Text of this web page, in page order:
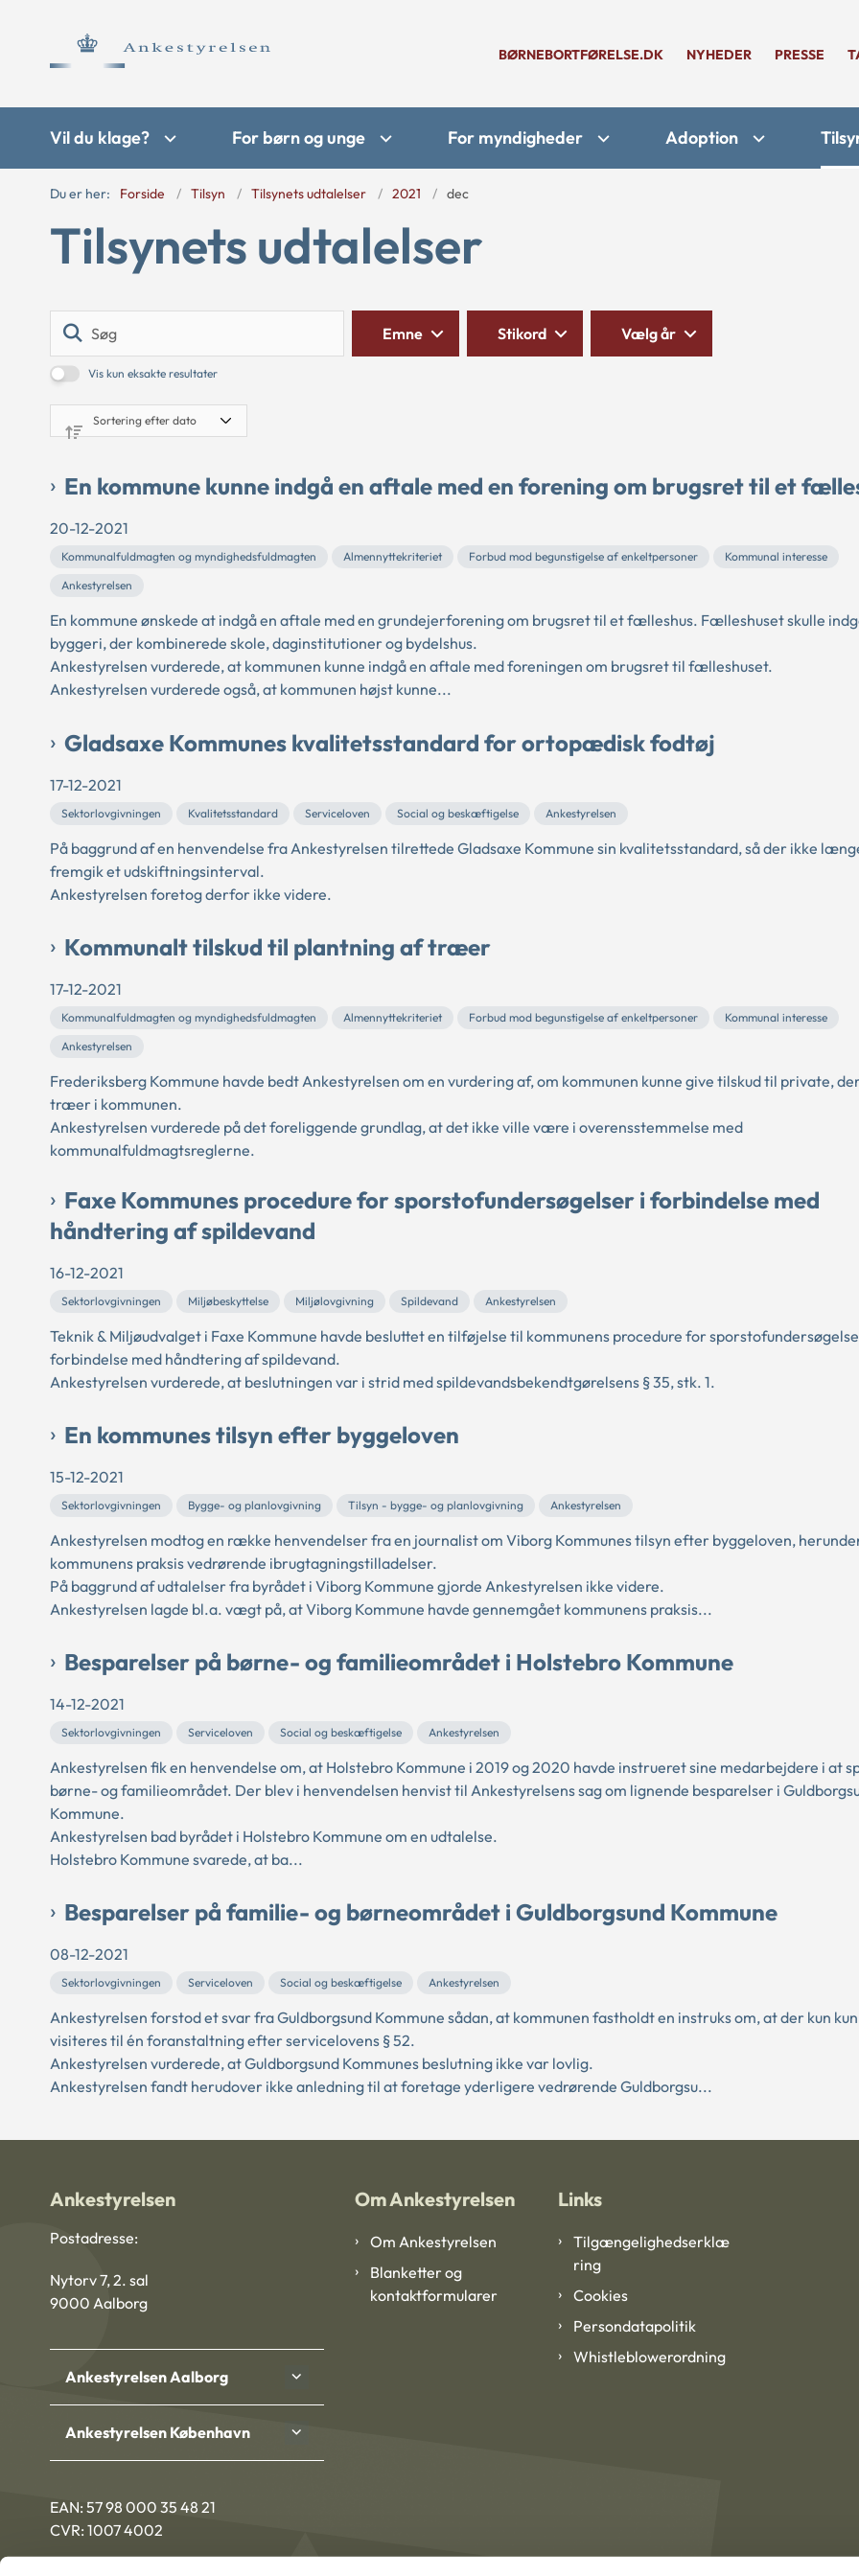
BØRNEBORTFØRELSE.DK NYHEDER PRESSE
Vil du klage? For børn og unge For myndigheder Adoption
Du er her: Forside Tilsyn Tilsynets udtalelser 2021 dec
Tilsynets udtalelser
Vis kun eksakte resultater
Emne Stikord Vælg år
En kommune kunne indgå en aftale med en forening om brugsret til et
20-12-2021
Kommunalfuldmagten og myndighedsfuldmagten Almennyttekriteriet Forbud mod begunstigelse af enkeltpersoner
Kommunal interesse
Ankestyrelsen
En kommune ønskede at indgå en aftale med en grundejerforening om brugsret til et fælleshus. Fælleshuset skulle
byggeri, der kombinerede skole, daginstitutioner og bydelshus.
Ankestyrelsen vurderede, at kommunen kunne indgå en aftale med foreningen om brugsret til fælleshuset.
Ankestyrelsen vurderede også, at kommunen højst kunne...
Gladsaxe Kommunes kvalitetsstandard for ortopædisk fodtøj
17-12-2021
Sektorlovgivningen Kvalitetsstandard Serviceloven Social og beskæftigelse Ankestyrelsen
På baggrund af en henvendelse fra Ankestyrelsen tilrettede Gladsaxe Kommune sin kvalitetsstandard, så der ikke
fremgik et udskiftningsinterval.
Ankestyrelsen foretog derfor ikke videre.
Kommunalt tilskud til plantning af træer
17-12-2021
Kommunalfuldmagten og myndighedsfuldmagten Almennyttekriteriet Forbud mod begunstigelse af enkeltpersoner
Kommunal interesse
Ankestyrelsen
Frederiksberg Kommune havde bedt Ankestyrelsen om en vurdering af, om kommunen kunne give tilskud til private,
træer i kommunen.
Ankestyrelsen vurderede på det foreliggende grundlag, at det ikke ville være i overensstemmelse med
kommunalfuldmagtsreglerne.
Faxe Kommunes procedure for sporstofundersøgelser i forbindelse med
håndtering af spildevand
16-12-2021
Sektorlovgivningen Miljøbeskyttelse Miljølovgivning Spildevand Ankestyrelsen
Teknik & Miljøudvalget i Faxe Kommune havde besluttet en tilføjelse til kommunens procedure for
forbindelse med håndtering af spildevand.
Ankestyrelsen vurderede, at beslutningen var i strid med spildevandsbekendtgørelsens § 35, stk. 1.
En kommunes tilsyn efter byggeloven
15-12-2021
Sektorlovgivningen Bygge- og planlovgivning Tilsyn - bygge- og planlovgivning Ankestyrelsen
Ankestyrelsen modtog en række henvendelser fra en journalist om Viborg Kommunes tilsyn efter byggeloven,
kommunens praksis vedrørende ibrugtagningstilladelser.
På baggrund af udtalelser fra byrådet i Viborg Kommune gjorde Ankestyrelsen ikke videre.
Ankestyrelsen lagde bl.a. vægt på, at Viborg Kommune havde gennemgået kommunens praksis...
Besparelser på børne- og familieområdet i Holstebro Kommune
14-12-2021
Sektorlovgivningen Serviceloven Social og beskæftigelse Ankestyrelsen
Ankestyrelsen fik en henvendelse om, at Holstebro Kommune i 2019 og 2020 havde instrueret sine medarbejdere i at
børne- og familieområdet. Der blev i henvendelsen henvist til Ankestyrelsens sag om lignende besparelser i
Kommune.
Ankestyrelsen bad byrådet i Holstebro Kommune om en udtalelse.
Holstebro Kommune svarede, at ba...
Besparelser på familie- og børneområdet i Guldborgsund Kommune
08-12-2021
Sektorlovgivningen Serviceloven Social og beskæftigelse Ankestyrelsen
Ankestyrelsen forstod et svar fra Guldborgsund Kommune sådan, at kommunen fastholdt en instruks om, at der kun
visiteres til én foranstaltning efter servicelovens § 52.
Ankestyrelsen vurderede, at Guldborgsund Kommunes beslutning ikke var lovlig.
Ankestyrelsen fandt herudover ikke anledning til at foretage yderligere vedrørende Guldborgsu...
Ankestyrelsen
Postadresse:
Nytorv 7, 2. sal
9000 Aalborg
Ankestyrelsen Aalborg
Ankestyrelsen København
EAN: 57 98 000 35 48 21
CVR: 1007 4002
Om Ankestyrelsen
Om Ankestyrelsen
Blanketter og
kontaktformularer
Links
Tilgængelighedserklæ
ring
Cookies
Persondatapolitik
Whistleblowerordning